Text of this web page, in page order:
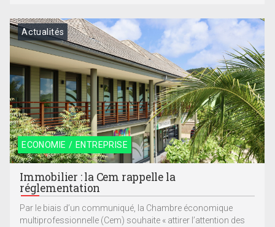
ECONOMIE / ENTREPRISE
Actualités
Immobilier : la Cem rappelle la
réglementation
Par le biais d’un communiqué, la Chambre économique
multiprofessionnelle (Cem) souhaite « attirer l’attention des